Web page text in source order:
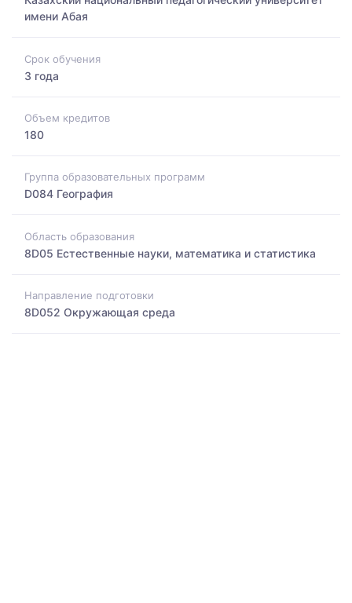
имени Абая
Срок обучения
3 года
Объем кредитов
180
Группа образовательных программ
D084 География
Область образования
8D05 Естественные науки, математика и статистика
Направление подготовки
8D052 Окружающая среда